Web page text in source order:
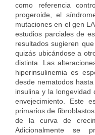
como referencia
progeroide, el
mutaciones en el gen
estudios parciales de
resultados sugieren
quizás ubicándose a
distinta. Las
hiperinsulinemia es
desde nematodos
insulina y la
envejecimiento. Este
primarios de
de la curva de
Adicionalmente se